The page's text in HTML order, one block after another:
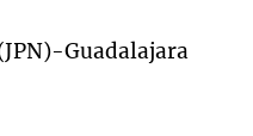
Guadalajara